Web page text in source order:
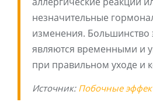
незначительные
изменения. Большинство
являются временными и
при правильном уходе и
Источник: Побочные